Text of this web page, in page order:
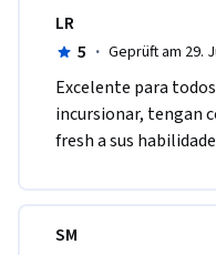
LR
5 · Geprüft am 29.
Excelente para
incursionar, tengan
fresh a sus
SM